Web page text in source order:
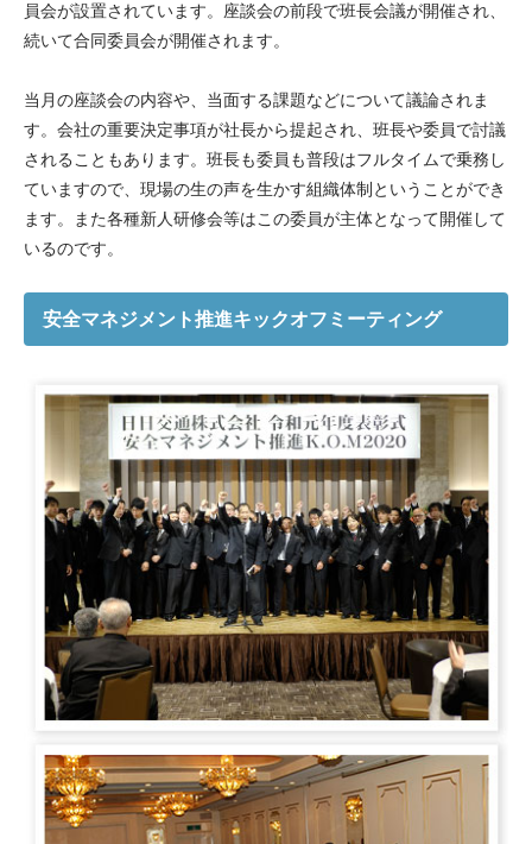
員会が設置されています。座談会の前段で班長会議が開催され、
続いて合同委員会が開催されます。
当月の座談会の内容や、当面する課題などについて議論されま
す。会社の重要決定事項が社長から提起され、班長や委員で討議
されることもあります。班長も委員も普段はフルタイムで乗務し
ていますので、現場の生の声を生かす組織体制ということができ
ます。また各種新人研修会等はこの委員が主体となって開催して
いるのです。
安全マネジメント推進キックオフミーティング